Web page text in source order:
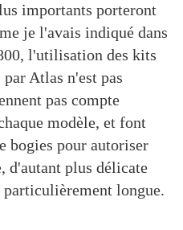
importants porteront
je l'avais indiqué dans
l'utilisation des kits
Atlas n'est pas
pas compte
modèle, et font
bogies pour autoriser
d'autant plus délicate
longue.